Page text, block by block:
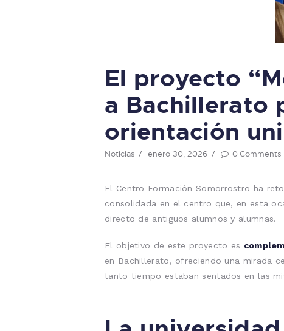
El proyecto
a Bachillerato
orientación
Noticias enero 30, 2026 0 Comments
El Centro Formación Somorrostro ha
consolidada en el centro que, en esta
directo de antiguos alumnos y alumnas.
El objetivo de este proyecto es
en Bachillerato, ofreciendo una mirada
tanto tiempo estaban sentados en las